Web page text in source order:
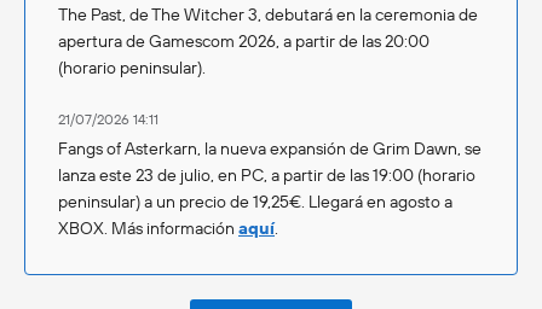
The Past, de The Witcher 3, debutará en la ceremonia de
apertura de Gamescom 2026, a partir de las 20:00
(horario peninsular).
21/07/2026 14:11
Fangs of Asterkarn, la nueva expansión de Grim Dawn, se
lanza este 23 de julio, en PC, a partir de las 19:00 (horario
peninsular) a un precio de 19,25€. Llegará en agosto a
XBOX. Más información aquí.